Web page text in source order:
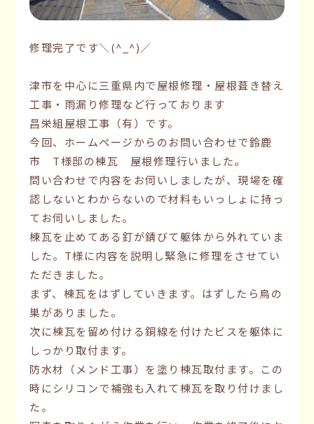
修理完了です＼(^_^)／
津市を中心に三重県内で屋根修理・屋根葺き替え
工事・雨漏り修理など行っております
昌栄組屋根工事（有）です。
今回、ホームページからのお問い合わせで鈴鹿
市 T様邸の棟瓦 屋根修理行いました。
問い合わせで内容をお伺いしましたが、現場を確
認しないとわからないので材料もいっしょに持っ
てお伺いしました。
棟瓦を止めてある釘が錆びて躯体から外れていま
した。T様に内容を説明し緊急に修理をさせてい
ただきました。
まず、棟瓦をはずしていきます。はずしたら鳥の
巣がありました。
次に棟瓦を留め付ける銅線を付けたビスを躯体に
しっかり取付ます。
防水材（メンド工事）を塗り棟瓦取付ます。この
時にシリコンで補強も入れて棟瓦を取り付けまし
た。